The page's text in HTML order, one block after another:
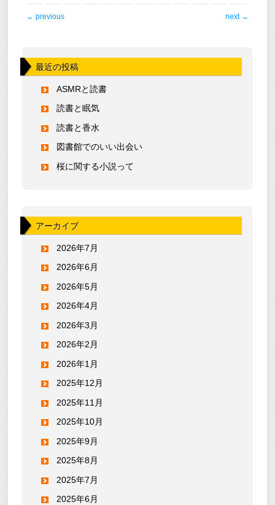
post navigation
← previous next →
最近の投稿
ASMRと読書
読書と眠気
読書と香水
図書館でのいい出会い
桜に関する小説って
アーカイブ
2026年7月
2026年6月
2026年5月
2026年4月
2026年3月
2026年2月
2026年1月
2025年12月
2025年11月
2025年10月
2025年9月
2025年8月
2025年7月
2025年6月